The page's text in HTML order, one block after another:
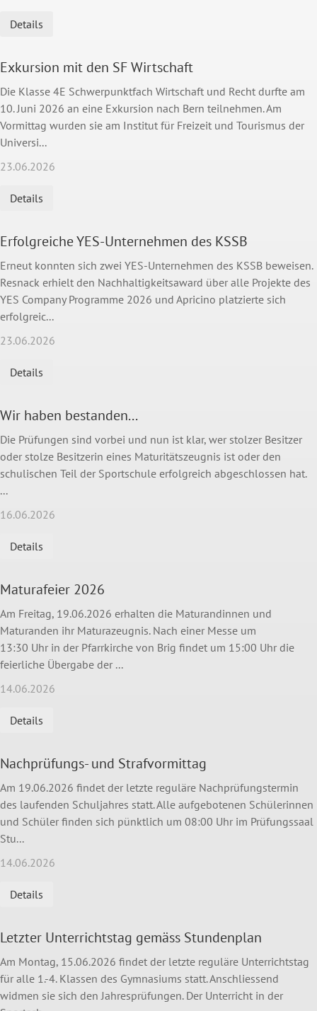
Details
Exkursion mit den SF Wirtschaft
Die Klasse 4E Schwerpunktfach Wirtschaft und Recht durfte am
10. Juni 2026 an eine Exkursion nach Bern teilnehmen. Am
Vormittag wurden sie am Institut für Freizeit und Tourismus der
Universi...
23.06.2026
Details
Erfolgreiche YES-Unternehmen des KSSB
Erneut konnten sich zwei YES-Unternehmen des KSSB beweisen.
Resnack erhielt den Nachhaltigkeitsaward über alle Projekte des
YES Company Programme 2026 und Apricino platzierte sich
erfolgreic...
23.06.2026
Details
Wir haben bestanden...
Die Prüfungen sind vorbei und nun ist klar, wer stolzer Besitzer
oder stolze Besitzerin eines Maturitätszeugnis ist oder den
schulischen Teil der Sportschule erfolgreich abgeschlossen hat.
...
16.06.2026
Details
Maturafeier 2026
Am Freitag, 19.06.2026 erhalten die Maturandinnen und
Maturanden ihr Maturazeugnis. Nach einer Messe um
13:30 Uhr in der Pfarrkirche von Brig findet um 15:00 Uhr die
feierliche Übergabe der ...
14.06.2026
Details
Nachprüfungs- und Strafvormittag
Am 19.06.2026 findet der letzte reguläre Nachprüfungstermin
des laufenden Schuljahres statt. Alle aufgebotenen Schülerinnen
und Schüler finden sich pünktlich um 08:00 Uhr im Prüfungssaal
Stu...
14.06.2026
Details
Letzter Unterrichtstag gemäss Stundenplan
Am Montag, 15.06.2026 findet der letzte reguläre Unterrichtstag
für alle 1.-4. Klassen des Gymnasiums statt. Anschliessend
widmen sie sich den Jahresprüfungen. Der Unterricht in der